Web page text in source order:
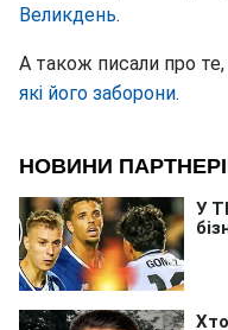
Великдень.
А також писали про те,
які його заборони.